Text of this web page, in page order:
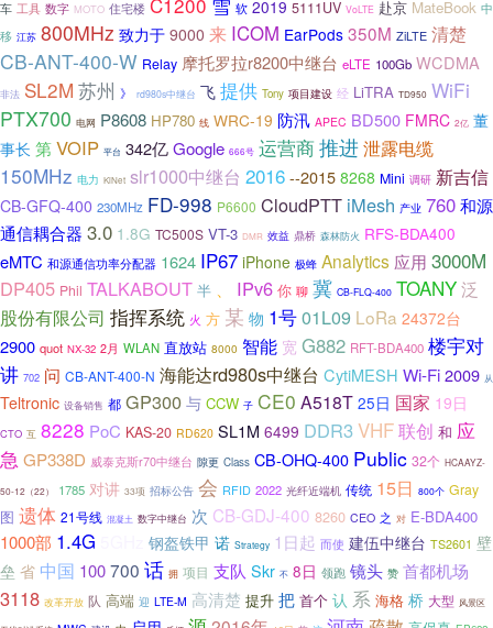
车 工具 数字 MOTO 住宅楼 软 2019 5111UV VoLTE 赴京 MateBook 中
移 江苏 800MHz 致力于 9000 来 ICOM EarPods 350M ZiLTE 清楚
CB-ANT-400-W Relay 摩托罗拉r8200中继台 eLTE 100Gb WCDMA
非法 SL2M 苏州 》 rd980s中继台 飞 提供 Tony 项目建设 经 LiTRA TD950 WiFi
PTX700 电网 P8608 HP780 线 WRC-19 防汛 APEC BD500 FMRC 2亿 董
事长 第VOIP 平台 342亿Google 666号 运营商推进泄露电缆
150MHz 电力 KiNet slr1000中继台 2016--2015 8268 Mini 调研 新吉信
CB-GFQ-400 230MHz FD-998 P6600 CloudPTT iMesh 产业 760和源
通信耦合器 3.0 1.8G TC500S VT-3 DMR 效益 鼎桥 森林防火 RFS-BDA400
eMTC 和源通信功率分配器 1624 IP67 iPhone 极蜂 Analytics 应用 3000M
DP405 Phil TALKABOUT 半 IPv6 你 聊 冀 CB-FLQ-400 TOANY泛
股份有限公司 指挥系统 火 方 某 物 1号01L09 LoRa 24372台
2900 quot NX-32 2月 WLAN 直放站 8000 智能 宽 G882 RFT-BDA400 楼宇对
讲 702 问 CB-ANT-400-N 海能达rd980s中继台 CytiMESH Wi-Fi2009 从
Teltronic 设备销售 都 GP300 与 CCW 子 CE0 A518T 25日 国家 19日
CTO 互 8228 PoC KAS-20 RD620 SL1M 6499 DDR3VHF联创 和 应
急 GP338D 威泰克斯r70中继台 隙更 Class CB-OHQ-400 Public 32个 HCAAYZ-
50-12（22） 1785 对讲 33项 招标公告 会 RFID 2022 光纤近端机 传统 15日 800个 Gray
图 遗体 21号线 混凝土 数字中继台 次 CB-GDJ-400 8260 CEO 之 对 E-BDA400
1000部 1.4G 钢盔铁甲 诺 Strategy 1日起 而使 建伍中继台 TS2601 壁
垒 省 中国 100700 话 拥 项目 支队 Skr 不 8日 领跑 镜头 赞 首都机场
3118 改革开放 队 高端 迎 LTE-M 高清楚 提升 把 首个 认 系 海格 桥 大型 风景区